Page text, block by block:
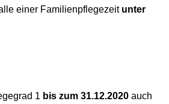
einer Familienpflegezeit unter
1 bis zum 31.12.2020 auch